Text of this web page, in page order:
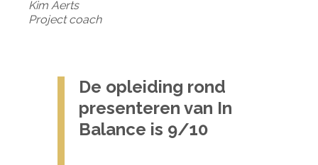
Kim Aerts
Project coach
De opleiding rond
presenteren van In
Balance is 9/10